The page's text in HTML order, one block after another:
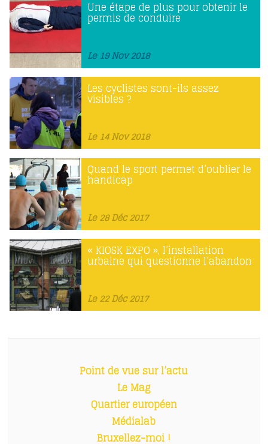
Une étape de plus pour obtenir le
permis de conduire
Le 19 Nov 2018
Les cyclistes sont-ils assez
visibles ?
Le 14 Nov 2018
Quand le sport permet d’oublier le
handicap
Le 28 Déc 2017
« KIOSK EXPO », l’installation
urbaine qui questionne l’abandon
Le 22 Déc 2017
Point de vue sur l’actu
Le Mag
Quartier européen
Médialab
Bruxellez-moi !